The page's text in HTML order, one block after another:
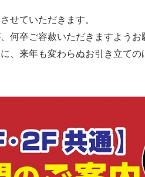
せていただきます。
何卒ご容赦いただきますようお
、来年も変わらぬお引き立ての